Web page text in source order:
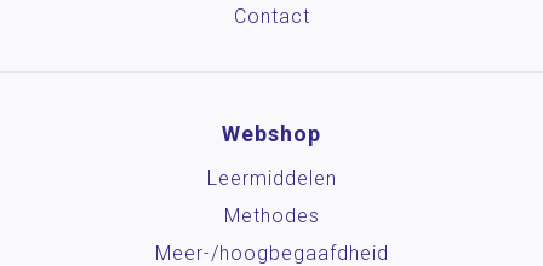
Contact
Webshop
Leermiddelen
Methodes
Meer-/hoog­begaafdheid